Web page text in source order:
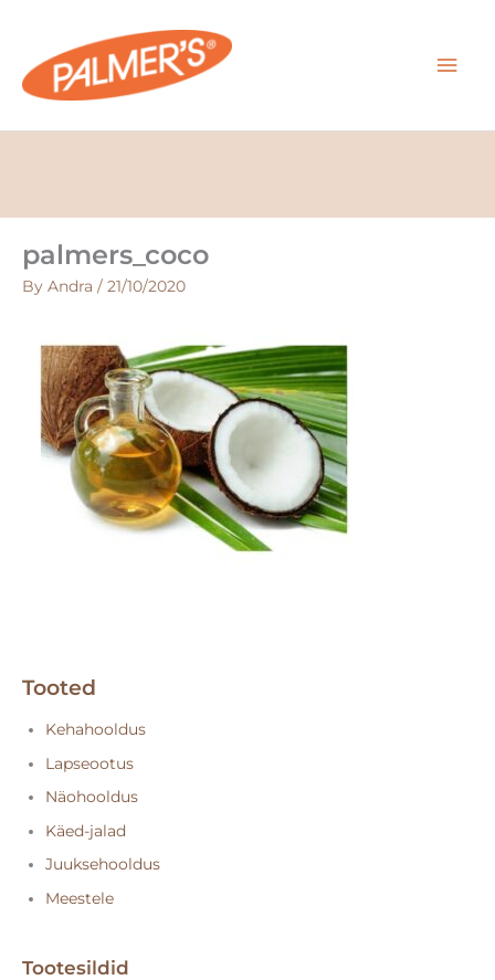
content
Tooted
Kehahooldus
Lapseootus
Näohooldus
Käed-jalad
Juuksehooldus
Meestele
Tootesildid
palmers_coco
By Andra / 21/10/2020